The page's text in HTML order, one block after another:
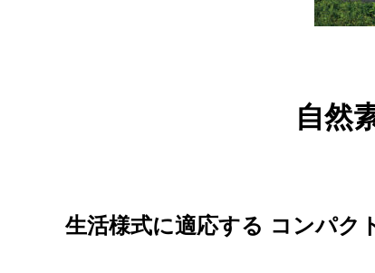
自然
生活様式に適応する コンパク